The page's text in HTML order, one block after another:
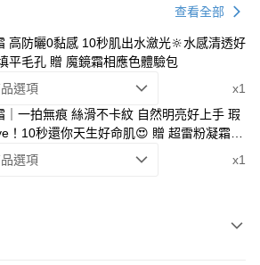
查看全部
高防曬0黏感 10秒肌出水瀲光🔆水感清透好
推勻 瞬間填平毛孔 贈 魔鏡霜相應色體驗包
選項
x1
｜一拍無痕 絲滑不卡紋 自然明亮好上手 瑕
！10秒還你天生好命肌😍 贈 超雷粉凝霜相
選項 x1